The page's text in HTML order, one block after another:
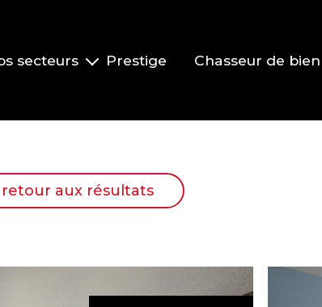
secteurs
Vineuse et le Clusinois
Prestige Chasseur de bien
retour aux résultats